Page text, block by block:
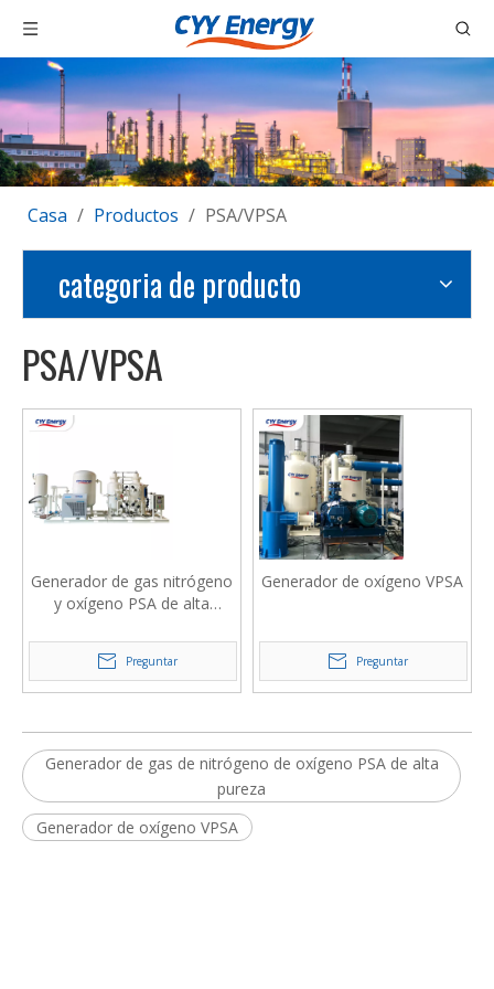
Casa / Productos / PSA/VPSA
categoria de producto
PSA/VPSA
Generador de gas nitrógeno
y oxígeno PSA de alta
Preguntar
Generador de oxígeno VPSA
Preguntar
Generador de gas de nitrógeno de oxígeno PSA de alta
pureza
Generador de oxígeno VPSA